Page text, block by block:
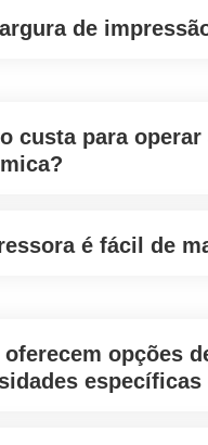
de
custa para
é fácil de
oferecem opções